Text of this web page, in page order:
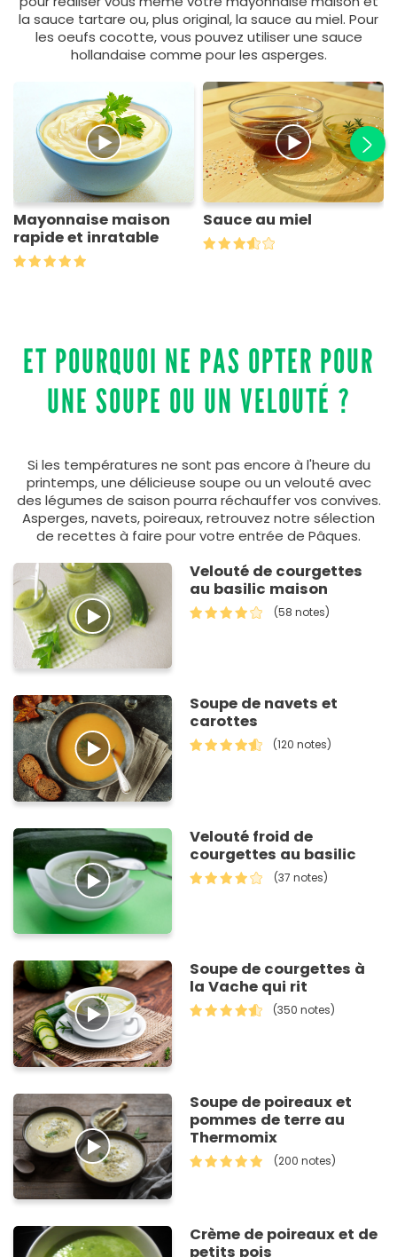
la sauce tartare ou, plus original, la sauce au miel. Pour
les oeufs cocotte, vous pouvez utiliser une sauce
hollandaise comme pour les asperges.
Mayonnaise maison
rapide et inratable
Sauce au miel
ET POURQUOI NE PAS OPTER POUR
UNE SOUPE OU UN VELOUTÉ ?
Si les températures ne sont pas encore à l'heure du
printemps, une délicieuse soupe ou un velouté avec
des légumes de saison pourra réchauffer vos convives.
Asperges, navets, poireaux, retrouvez notre sélection
de recettes à faire pour votre entrée de Pâques.
Velouté de courgettes
au basilic maison
(58 notes)
Soupe de navets et
carottes
(120 notes)
Velouté froid de
courgettes au basilic
(37 notes)
Soupe de courgettes à
la Vache qui rit
(350 notes)
Soupe de poireaux et
pommes de terre au
Thermomix
(200 notes)
Crème de poireaux et de
petits pois